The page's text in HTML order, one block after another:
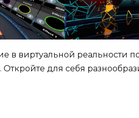
в виртуальной реальности
для себя